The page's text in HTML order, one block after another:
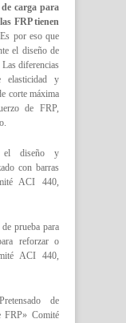
carga para
FRP tienen
por eso que
el diseño de
diferencias
elasticidad y
corte máxima
de FRP,
el diseño y
con barras
ACI 440,
prueba para
reforzar o
ACI 440,
de
FRP» Comité